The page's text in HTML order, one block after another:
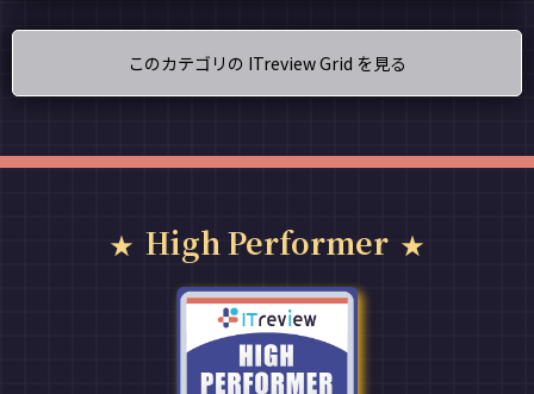
このカテゴリの ITreview Grid を見る
High Performer